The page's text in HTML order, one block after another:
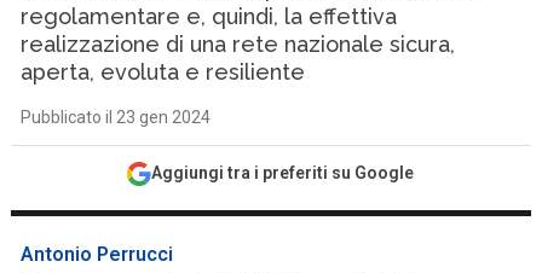
regolamentare e, quindi, la effettiva
realizzazione di una rete nazionale sicura,
aperta, evoluta e resiliente
Pubblicato il 23 gen 2024
Aggiungi tra i preferiti su Google
Antonio Perrucci